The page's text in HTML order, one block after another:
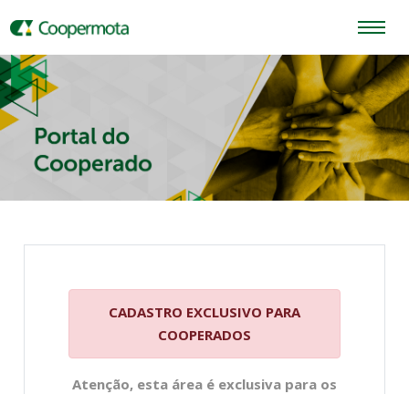
CADASTRO EXCLUSIVO PARA
COOPERADOS
Atenção, esta área é exclusiva para os